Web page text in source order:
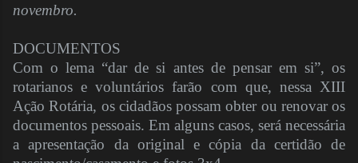
novembro.
DOCUMENTOS
Com o lema “dar de si antes de pensar em si”, os
rotarianos e voluntários farão com que, nessa XIII
Ação Rotária, os cidadãos possam obter ou renovar os
documentos pessoais. Em alguns casos, será necessária
a apresentação da original e cópia da certidão de